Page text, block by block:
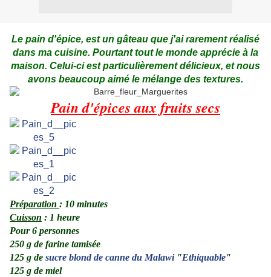
Le pain d'épice, est un gâteau que j'ai rarement réalisé
dans ma cuisine. Pourtant tout le monde apprécie à la
maison. Celui-ci est particulièrement délicieux, et nous
avons beaucoup aimé le mélange des textures.
Pain d'épices aux fruits secs
Préparation : 10 minutes
Cuisson : 1 heure
Pour 6 personnes
250 g de farine tamisée
125 g de sucre blond de canne du Malawi"Ethiquable"
125 g de miel